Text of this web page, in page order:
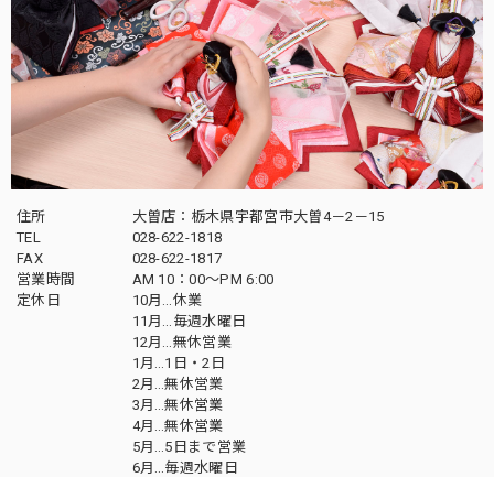
住所
大曽店：栃木県宇都宮市大曽4－2－15
TEL
028-622-1818
FAX
028-622-1817
営業時間
AM 10：00～PM 6:00
定休日
10月…休業
11月…毎週水曜日
12月…無休営業
1月…1日・2日
2月…無休営業
3月…無休営業
4月…無休営業
5月…5日まで営業
6月…毎週水曜日